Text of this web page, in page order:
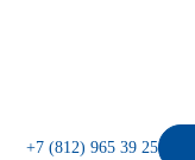
+7 (812) 965 39 25